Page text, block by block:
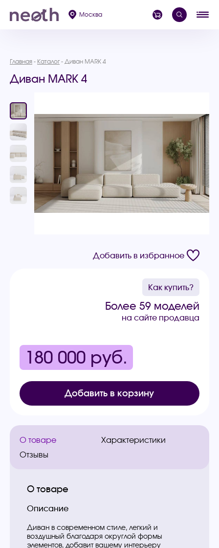
Москва
Главная Каталог Диван MARK 4
Диван MARK 4
Добавить в избранное
Как купить?
Более 59 моделей
на сайте продавца
180 000 руб.
Добавить в корзину
О товаре
Характеристики
Отзывы
О товаре
Описание
Диван в современном стиле, легкий и
воздушный благодаря округлой формы
элементов, добавит вашему интерьеру